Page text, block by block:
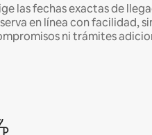
las fechas exactas de
en línea con facilidad,
ni trámites